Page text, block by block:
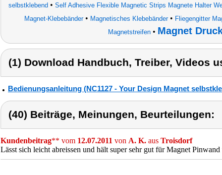
selbstklebend • Self Adhesive Flexible Magnetic Strips Magnete Halter
Magnet-Klebebänder• Magnetisches Klebebänder• Fliegengitter
Magnetstreifen • Magnet
(1) Download Handbuch, Treiber, Videos
Bedienungsanleitung (NC1127 - Your Design Magnet
(40) Beiträge, Meinungen, Beurteilungen:
Kundenbeitrag** vom 12.07.2011 von A. K. aus Troisdorf
Lässt sich leicht abreissen und hält super sehr gut für Magnet